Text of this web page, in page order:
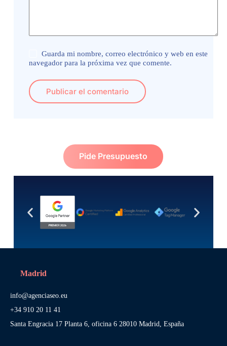
Guarda mi nombre, correo electrónico y web en este
navegador para la próxima vez que comente.
Publicar el comentario
Pide Presupuesto
Madrid
info@agenciaseo.eu
+34 910 20 11 41
Santa Engracia 17 Planta 6, oficina 6 28010 Madrid, España